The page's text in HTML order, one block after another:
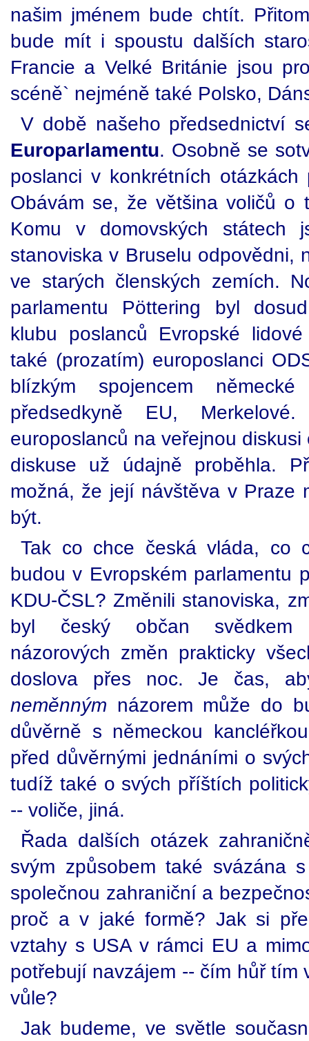
našim jménem bude chtít.
bude mít i spoustu dalších
Francie a Velké Británie jsou
scéně` nejméně také Polsko,
V době našeho předsednictví
Europarlamentu. Osobně se
poslanci v konkrétních
Obávám se, že většina voličů
Komu v domovských státech
stanoviska v Bruselu odpovědni,
ve starých členských zemích.
parlamentu Pöttering byl
klubu poslanců Evropské
také (prozatím) europoslanci
blízkým spojencem
předsedkyně EU,
europoslanců na veřejnou
diskuse už údajně proběhla.
možná, že její návštěva v Praze
být.
Tak co chce česká vláda, co
budou v Evropském parlamentu
KDU-ČSL? Změnili stanoviska,
byl český občan svědkem
názorových změn prakticky
doslova přes noc. Je čas,
neměnným názorem může do
důvěrně s německou
před důvěrnými jednáními o
tudíž také o svých příštích
-- voliče, jiná.
Řada dalších otázek
svým způsobem také svázána
společnou zahraniční a
proč a v jaké formě? Jak si
vztahy s USA v rámci EU a
potřebují navzájem -- čím hůř tím
vůle?
Jak budeme, ve světle